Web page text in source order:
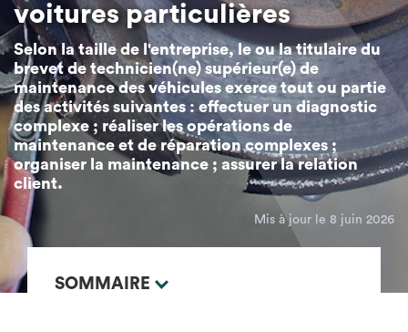
voitures particulières
Selon la taille de l'entreprise, le ou la titulaire du
brevet de technicien(ne) supérieur(e) de
maintenance des véhicules exerce tout ou partie
des activités suivantes : effectuer un diagnostic
complexe ; réaliser les opérations de
maintenance et de réparation complexes ;
organiser la maintenance ; assurer la relation
client.
Mis à jour le 8 juin 2026
SOMMAIRE